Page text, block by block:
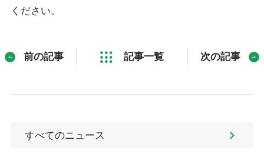
ください。
前の記事 記事一覧 次の記事
すべてのニュース